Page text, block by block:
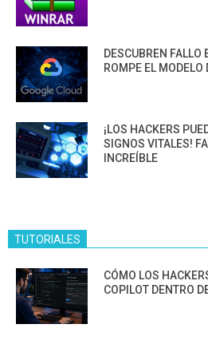
DESCUBREN FALLO
ROMPE EL
¡LOS HACKERS
SIGNOS VITALES!
INCREÍBLE
TUTORIALES
CÓMO LOS
COPILOT DENTRO